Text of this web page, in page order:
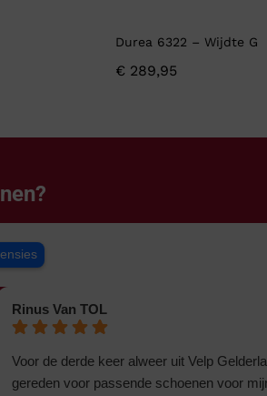
Durea 6322 – Wijdte G
€ 289,95
Rinus Van TOL
Voor de derde keer alweer uit Velp
gereden voor passende schoenen voor